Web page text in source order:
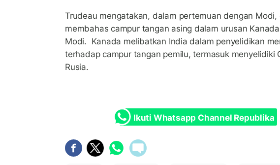
Trudeau mengatakan, dalam pertemuan dengan Modi,
membahas campur tangan asing dalam urusan
Modi. Kanada melibatkan India dalam penyelidikan
terhadap campur tangan pemilu, termasuk menyelidiki
Rusia.
Ikuti Whatsapp Channel Republika